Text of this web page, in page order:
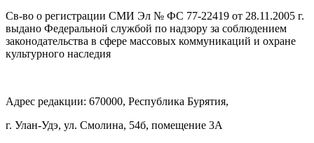
Св-во о регистрации СМИ Эл № ФС 77-22419 от 28.11.2005 г.
выдано Федеральной службой по надзору за соблюдением
законодательства в сфере массовых коммуникаций и охране
культурного наследия
Адрес редакции: 670000, Республика Бурятия,
г. Улан-Удэ, ул. Смолина, 54б, помещение 3А